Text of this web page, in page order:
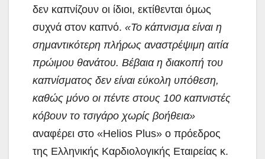
δεν καπνίζουν οι ίδιοι, εκτίθενται όμως
συχνά στον καπνό. «Το κάπνισμα είναι η
σημαντικότερη πλήρως αναστρέψιμη αιτία
πρώιμου θανάτου. Βέβαια η διακοπή του
καπνίσματος δεν είναι εύκολη υπόθεση,
καθώς μόνο οι πέντε στους 100 καπνιστές
κόβουν το τσιγάρο χωρίς βοήθεια»
αναφέρει στο «Helios Plus» ο πρόεδρος
της Ελληνικής Καρδιολογικής Εταιρείας κ.